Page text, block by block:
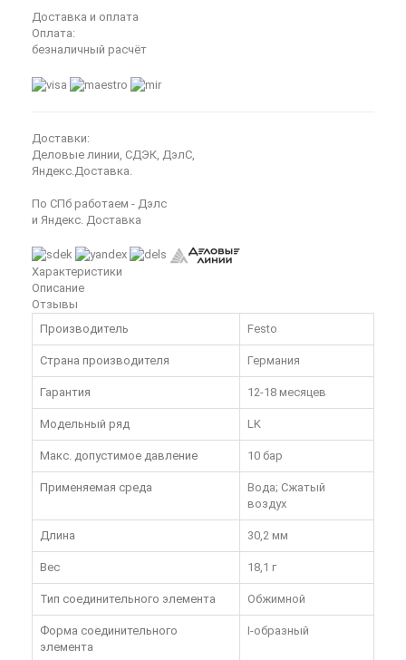
Доставка и оплата
Оплата:
безналичный расчёт
Доставки:
Деловые линии, СДЭК, ДэлС,
Яндекс.Доставка.
По СПб работаем - Дэлс
и Яндекс. Доставка
Характеристики
Описание
Отзывы
Производитель
Festo
Страна производителя Германия
Гарантия 12-18 месяцев
Модельный ряд LK
Макс. допустимое давление 10 бар
Применяемая среда
Вода; Сжатый
воздух
Длина 30,2 мм
Вес 18,1 г
Тип соединительного элемента Обжимной
Форма соединительного
элемента
I-образный